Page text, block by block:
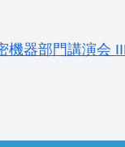
機器部門講演会